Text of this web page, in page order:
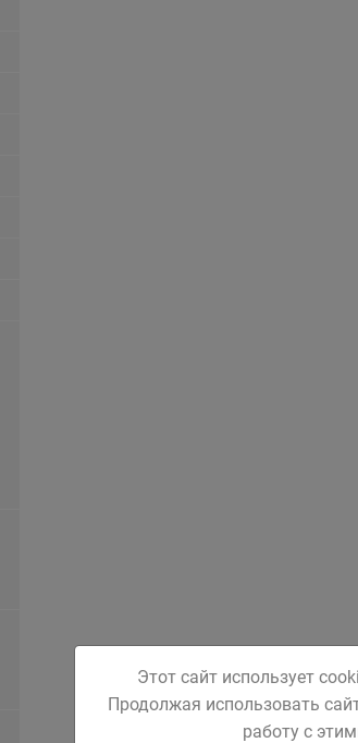
Этот сайт использует
Продолжая использовать
работу с